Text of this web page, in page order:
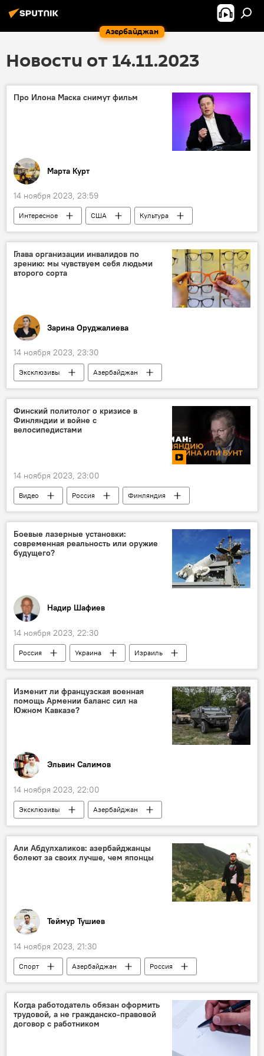
Азербайджан
Новости от 14.11.2023
Про Илона Маска снимут фильм
Марта Курт
14 ноября 2023, 23:59
Интересное США
Культура
Кинематограф
Илон Маск
Книга
биография
Глава организации инвалидов по
зрению: мы чувствуем себя людьми
второго сорта
Зарина Оруджалиева
14 ноября 2023, 23:30
Эксклюзивы
Азербайджан
Общество
Инвалиды
Общество инвалидов по зрению
Реабилитация
Финский политолог о кризисе в
Финляндии и войне с
велосипедистами
14 ноября 2023, 23:00
Видео Россия
Финляндия
Политика
Велосипед
Газ
мнение
США
Боевые лазерные установки:
современная реальность или оружие
будущего?
Надир Шафиев
14 ноября 2023, 22:30
Россия Украина
Израиль
Ближний Восток
ВПК
Вооружение
Изменит ли французская военная
помощь Армении баланс сил на
Южном Кавказе?
Эльвин Салимов
14 ноября 2023, 22:00
Эксклюзивы
Азербайджан
Армения
Южный Кавказ
поставки оружия
Франция
Политика
Асим Моллазаде
Али Абдулхаликов: азербайджанцы
болеют за своих лучше, чем японцы
Теймур Тушиев
14 ноября 2023, 21:30
Спорт Азербайджан
Россия
Дагестан
ММА
турнир Rizin по смешанным единоборствам
Япония
Интервью
Когда работодатель обязан оформить
трудовой, а не гражданско-правовой
договор с работником